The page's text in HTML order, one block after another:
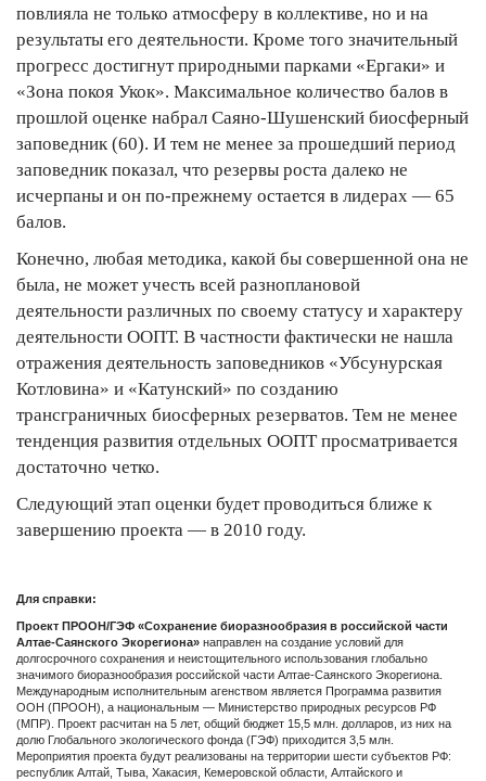
повлияла не только атмосферу в коллективе, но и на
результаты его деятельности. Кроме того значительный
прогресс достигнут природными парками «Ергаки» и
«Зона покоя Укок». Максимальное количество балов в
прошлой оценке набрал Саяно-Шушенский биосферный
заповедник (60). И тем не менее за прошедший период
заповедник показал, что резервы роста далеко не
исчерпаны и он по-прежнему остается в лидерах — 65
балов.
Конечно, любая методика, какой бы совершенной она не
была, не может учесть всей разноплановой
деятельности различных по своему статусу и характеру
деятельности ООПТ. В частности фактически не нашла
отражения деятельность заповедников «Убсунурская
Котловина» и «Катунский» по созданию
трансграничных биосферных резерватов. Тем не менее
тенденция развития отдельных ООПТ просматривается
достаточно четко.
Следующий этап оценки будет проводиться ближе к
завершению проекта — в 2010 году.
Для справки:
Проект ПРООН/ГЭФ «Сохранение биоразнообразия в российской части
Алтае-Саянского Экорегиона» направлен на создание условий для
долгосрочного сохранения и неистощительного использования глобально
значимого биоразнообразия российской части Алтае-Саянского Экорегиона.
Международным исполнительным агенством является Программа развития
ООН (ПРООН), а национальным — Министерство природных ресурсов РФ
(МПР). Проект расчитан на 5 лет, общий бюджет 15,5 млн. долларов, из них на
долю Глобального экологического фонда (ГЭФ) приходится 3,5 млн.
Мероприятия проекта будут реализованы на территории шести субъектов РФ:
республик Алтай, Тыва, Хакасия, Кемеровской области, Алтайского и